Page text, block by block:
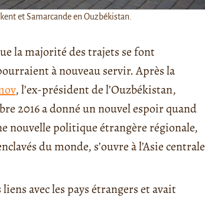
et Samarcande en Ouzbékistan.
la majorité des trajets se font
à nouveau servir. Après la
, l’ex-président de l’Ouzbékistan,
2016 a donné un nouvel espoir quand
nouvelle politique étrangère régionale,
du monde, s’ouvre à l’Asie centrale
avec les pays étrangers et avait